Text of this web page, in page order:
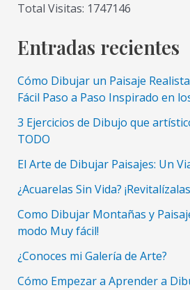
Tempera
Paso
Paso
y
muy
Facil
Total Visitas: 1747146
Entradas recientes
Cómo Dibujar un Paisaje
Fácil Paso a Paso Inspirado en
3 Ejercicios de Dibujo que
TODO
El Arte de Dibujar Paisajes: Un
¿Acuarelas Sin Vida?
Como Dibujar Montañas y
modo Muy fácil!
¿Conoces mi Galería de Arte?
Cómo Empezar a Aprender a